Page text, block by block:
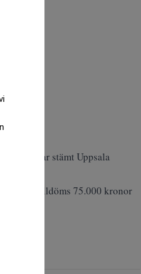
in, har stämt Uppsala
tilldöms 75.000 kronor